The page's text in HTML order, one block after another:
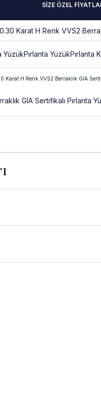
SİZE ÖZEL
YüzükPırlanta YüzükPırlanta
Karat H Renk VVS2 Berraklık GIA